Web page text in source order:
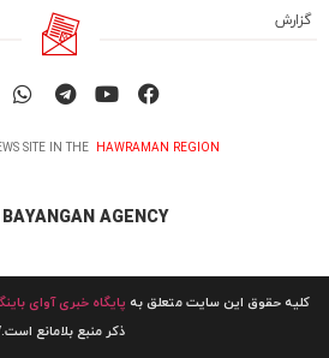
گزارش
SITE IN THE HAWRAMAN REGION
AGENCY
کلیه حقوق این سایت متعلق به پایگاه خبری آوای
ذکر منبع بلامانع